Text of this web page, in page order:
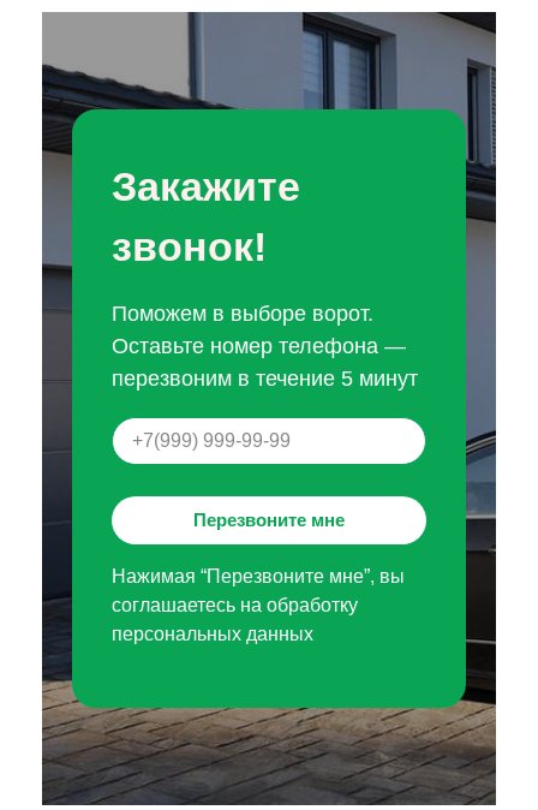
Закажите
звонок!
Поможем в выборе ворот.
Оставьте номер телефона —
перезвоним в течение 5 минут
Перезвоните мне
Нажимая “Перезвоните мне”, вы
соглашаетесь на обработку
персональных данных